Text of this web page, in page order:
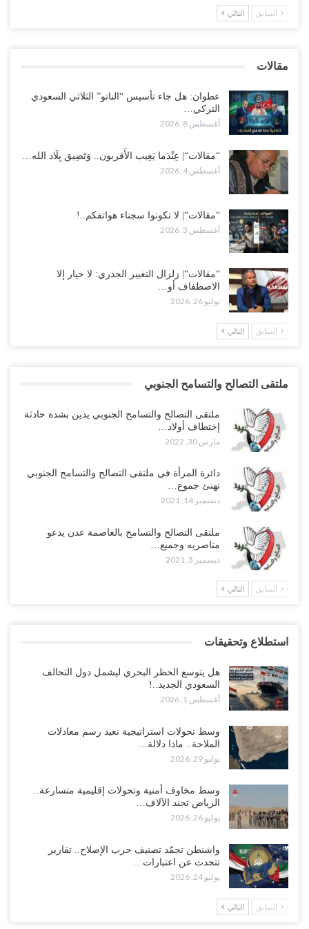
“الضالع“| حملة اجتثاث سعودية لأذرع الزبيدي من معقله الأبرز..!
هِيَ الحِضْنُ الدَّافِئُ…
السابق التالي
مقالات
عطوان: هل جاء تأسيس “الناتو” الثلاثي السعودي
التركي…
أغسطس 8, 2026
“مقالات“| عِنْدَما يَغِيب الأَقربون.. وَتَضِيق بِلَاد الله…
أغسطس 4, 2026
“مقالات“| لا تكونوا سجناء هواتفكم..!
أغسطس 3, 2026
“مقالات“| زلزال التغيير الجذري: لا خيار إلا
الاصطفاف أو…
يوليو 26, 2026
السابق التالي
ملتقى التصالح والتسامح الجنوبي
ملتقى التصالح والتسامح الجنوبي يدين بشدة حادثة
إختطاف أولاد…
مارس 30, 2022
دائرة المرأة في ملتقى التصالح والتسامح الجنوبي
تهنئ جموع…
ديسمبر 14, 2021
ملتقى التصالح والتسامح بالعاصمة عدن يدعو
مناصريه وجميع…
ديسمبر 3, 2021
السابق التالي
استطلاع وتحقيقات
هل يتوسع الحظر البحري ليشمل دول التحالف
السعودي الجديد..!
أغسطس 1, 2026
وسط تحولات استراتيجية تعيد رسم معادلات
الملاحة.. ماذا دلالة…
يوليو 29, 2026
وسط مخاوف أمنية وتحولات إقليمية متسارعة..
الرياض تجند الآلاف…
يوليو 26, 2026
واشنطن تجمّد تصنيف حزب الإصلاح.. تقارير
تتحدث عن اعتبارات…
يوليو 24, 2026
السابق التالي